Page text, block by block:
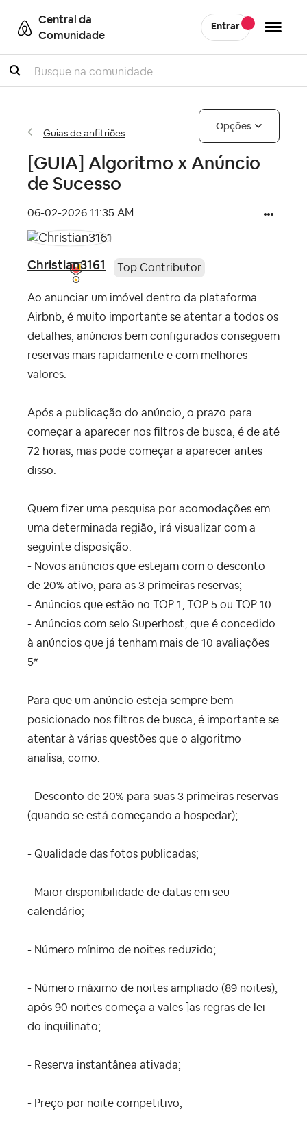
Central da
Comunidade
Entrar
Pesquisar
Guias de anfitriões
Opções
[GUIA] Algoritmo x Anúncio
de Sucesso
‎06-02-2026 11:35 AM
Christian3161 Top Contributor
Ao anunciar um imóvel dentro da plataforma
Airbnb, é muito importante se atentar a todos os
detalhes, anúncios bem configurados conseguem
reservas mais rapidamente e com melhores
valores.
Após a publicação do anúncio, o prazo para
começar a aparecer nos filtros de busca, é de até
72 horas, mas pode começar a aparecer antes
disso.
Quem fizer uma pesquisa por acomodações em
uma determinada região, irá visualizar com a
seguinte disposição:
- Novos anúncios que estejam com o desconto
de 20% ativo, para as 3 primeiras reservas;
- Anúncios que estão no TOP 1, TOP 5 ou TOP 10
- Anúncios com selo Superhost, que é concedido
à anúncios que já tenham mais de 10 avaliações
5*
Para que um anúncio esteja sempre bem
posicionado nos filtros de busca, é importante se
atentar à várias questões que o algoritmo
analisa, como:
- Desconto de 20% para suas 3 primeiras reservas
(quando se está começando a hospedar);
- Qualidade das fotos publicadas;
- Maior disponibilidade de datas em seu
calendário;
- Número mínimo de noites reduzido;
- Número máximo de noites ampliado (89 noites),
após 90 noites começa a vales ]as regras de lei
do inquilinato;
- Reserva instantânea ativada;
- Preço por noite competitivo;